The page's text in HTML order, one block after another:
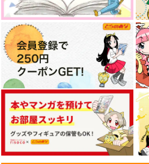
サンプル
作品詳細
オーエン×カイン
サンプル
作品詳細